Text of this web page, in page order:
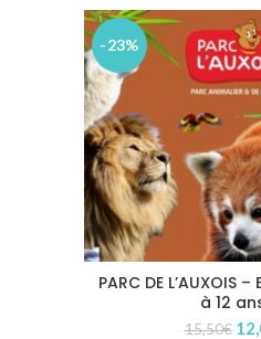
-23%
PARC DE L’AUXOIS
à 12
15,50€ Le